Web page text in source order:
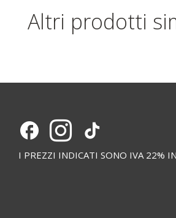
Altri prodotti
I PREZZI INDICATI SONO IVA 22%